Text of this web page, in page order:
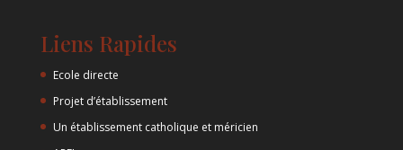
Liens Rapides
Ecole directe
Projet d’établissement
Un établissement catholique et méricien